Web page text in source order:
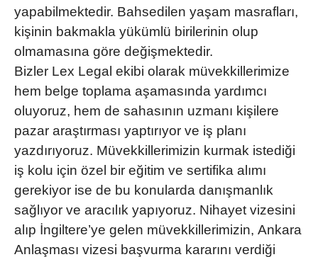
yapabilmektedir. Bahsedilen yaşam masrafları,
kişinin bakmakla yükümlü birilerinin olup
olmamasına göre değişmektedir.
Bizler Lex Legal ekibi olarak müvekkillerimize
hem belge toplama aşamasında yardımcı
oluyoruz, hem de sahasının uzmanı kişilere
pazar araştırması yaptırıyor ve iş planı
yazdırıyoruz. Müvekkillerimizin kurmak istediği
iş kolu için özel bir eğitim ve sertifika alımı
gerekiyor ise de bu konularda danışmanlık
sağlıyor ve aracılık yapıyoruz. Nihayet vizesini
alıp İngiltere’ye gelen müvekkillerimizin, Ankara
Anlaşması vizesi başvurma kararını verdiği